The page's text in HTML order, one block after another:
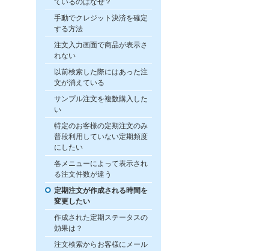
ているのはなぜ？
手動でクレジット決済を確定
する方法
注文入力画面で商品が表示さ
れない
以前検索した際にはあった注
文が消えている
サンプル注文を複数購入した
い
特定のお客様の定期注文のみ
普段利用していない定期頻度
にしたい
各メニューによって表示され
る注文件数が違う
定期注文が作成される時間を
変更したい
作成された定期ステータスの
効果は？
注文検索からお客様にメール